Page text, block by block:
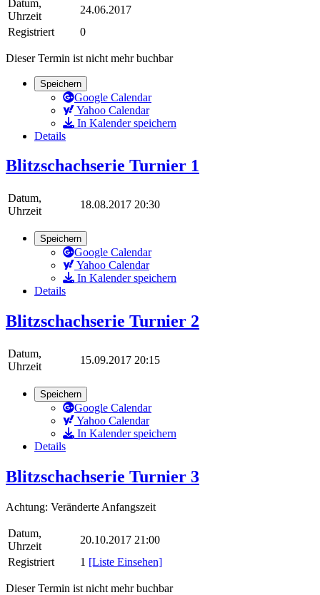
Datum,
Uhrzeit
24.06.2017
Registriert
0
Dieser Termin ist nicht mehr buchbar
Speichern
Google Calendar
Yahoo Calendar
In Kalender speichern
Details
Blitzschachserie Turnier 1
Datum,
Uhrzeit
18.08.2017 20:30
Speichern
Google Calendar
Yahoo Calendar
In Kalender speichern
Details
Blitzschachserie Turnier 2
Datum,
Uhrzeit
15.09.2017 20:15
Speichern
Google Calendar
Yahoo Calendar
In Kalender speichern
Details
Blitzschachserie Turnier 3
Achtung: Veränderte Anfangszeit
Datum,
Uhrzeit
20.10.2017 21:00
Registriert
1 [Liste Einsehen]
Dieser Termin ist nicht mehr buchbar